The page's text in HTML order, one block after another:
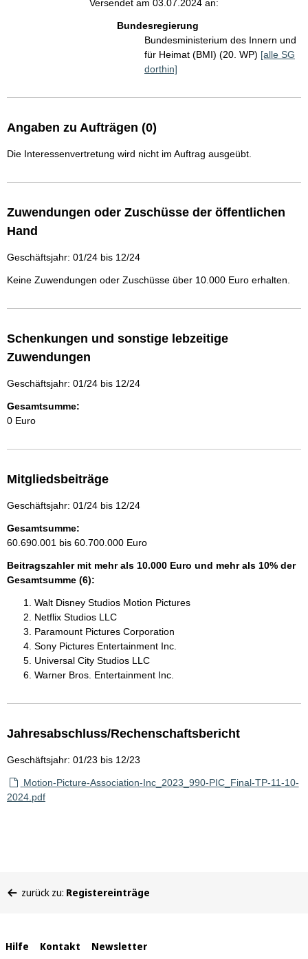
Versendet am 03.07.2024 an:
Bundesregierung
Bundesministerium des Innern und
für Heimat (BMI) (20. WP) [alle SG
dorthin]
Angaben zu Aufträgen (0)
Die Interessenvertretung wird nicht im Auftrag ausgeübt.
Zuwendungen oder Zuschüsse der öffentlichen
Hand
Geschäftsjahr: 01/24 bis 12/24
Keine Zuwendungen oder Zuschüsse über 10.000 Euro erhalten.
Schenkungen und sonstige lebzeitige
Zuwendungen
Geschäftsjahr: 01/24 bis 12/24
Gesamtsumme:
0 Euro
Mitgliedsbeiträge
Geschäftsjahr: 01/24 bis 12/24
Gesamtsumme:
60.690.001 bis 60.700.000 Euro
Beitragszahler mit mehr als 10.000 Euro und mehr als 10% der
Gesamtsumme (6):
Walt Disney Studios Motion Pictures
Netflix Studios LLC
Paramount Pictures Corporation
Sony Pictures Entertainment Inc.
Universal City Studios LLC
Warner Bros. Entertainment Inc.
Jahresabschluss/Rechenschaftsbericht
Geschäftsjahr: 01/23 bis 12/23
Motion-Picture-Association-Inc_2023_990-PIC_Final-TP-11-10-
2024.pdf
befinden
zurück zu: Registereinträge
Interne
Hilfe Kontakt Newsletter